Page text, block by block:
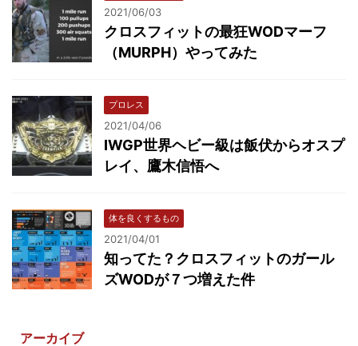
2021/06/03
クロスフィットの最狂WODマーフ
（MURPH）やってみた
プロレス
2021/04/06
IWGP世界ヘビー級は飯伏からオスプ
レイ、鷹木信悟へ
体を良くするもの
2021/04/01
知ってた？クロスフィットのガール
ズWODが７つ増えた件
アーカイブ